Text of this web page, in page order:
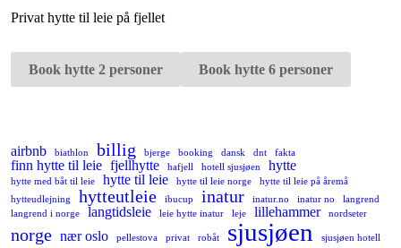
Privat hytte til leie på fjellet
Book hytte 2 personer Book hytte 6 personer
airbnb biathlon billig bjerge booking dansk dnt fakta
finn hytte til leie fjellhytte hafjell hotell sjusjøen hytte
hytte med båt til leie hytte til leie hytte til leie norge
hytte til leie på åremå
hytteudlejning
hytteutleie ibucup inatur inatur.no inatur no
langrend
langrend i norge
langtidsleie leie hytte inatur leje lillehammer nordseter
norge nær oslo pellestova privat robåt sjusjøen sjusjøen hotell